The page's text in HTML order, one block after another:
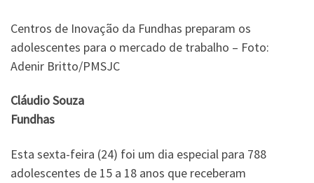
Centros de Inovação da Fundhas preparam os
adolescentes para o mercado de trabalho – Foto:
Adenir Britto/PMSJC
Cláudio Souza
Fundhas
Esta sexta-feira (24) foi um dia especial para 788
adolescentes de 15 a 18 anos que receberam